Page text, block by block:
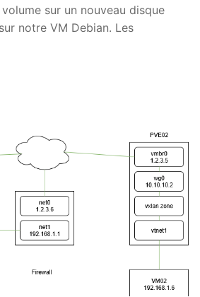
sur un nouveau disque
notre VM Debian. Les